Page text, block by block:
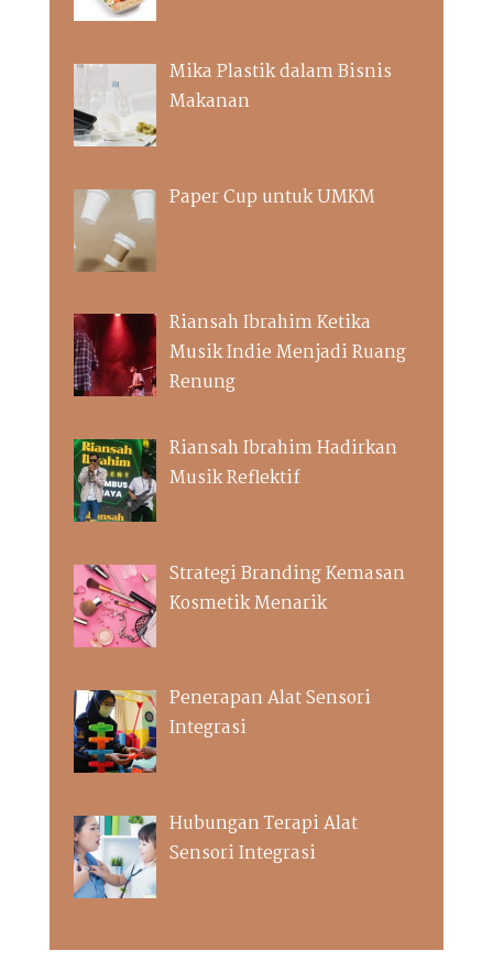
Mika Plastik dalam Bisnis
Makanan
Paper Cup untuk UMKM
Riansah Ibrahim Ketika
Musik Indie Menjadi Ruang
Renung
Riansah Ibrahim Hadirkan
Musik Reflektif
Strategi Branding Kemasan
Kosmetik Menarik
Penerapan Alat Sensori
Integrasi
Hubungan Terapi Alat
Sensori Integrasi